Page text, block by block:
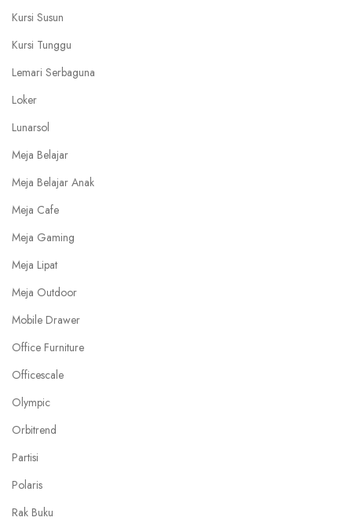
Kursi Susun
Kursi Tunggu
Lemari Serbaguna
Loker
Lunarsol
Meja Belajar
Meja Belajar Anak
Meja Cafe
Meja Gaming
Meja Lipat
Meja Outdoor
Mobile Drawer
Office Furniture
Officescale
Olympic
Orbitrend
Partisi
Polaris
Rak Buku